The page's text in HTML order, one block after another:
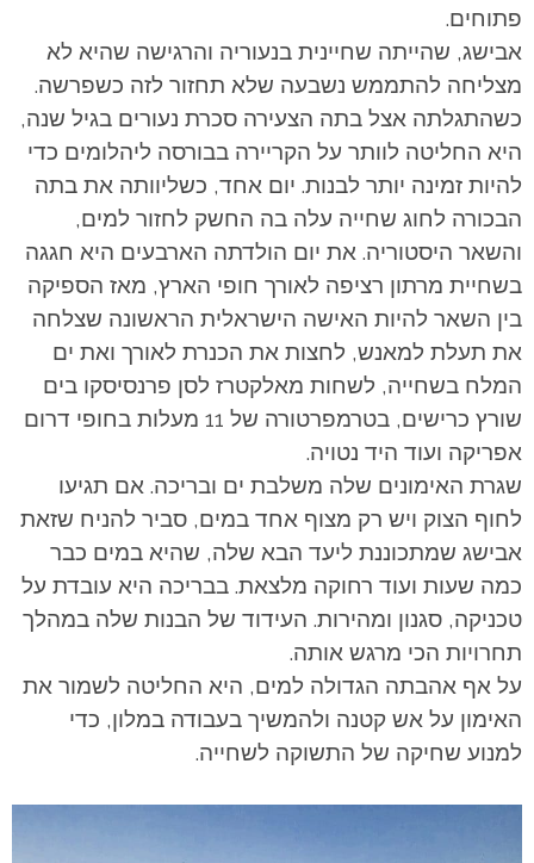
פתוחים.
אבישג, שהייתה שחיינית בנעוריה והרגישה שהיא לא
מצליחה להתממש נשבעה שלא תחזור לזה כשפרשה.
כשהתגלתה אצל בתה הצעירה סכרת נעורים בגיל שנה,
היא החליטה לוותר על הקריירה בבורסה ליהלומים כדי
להיות זמינה יותר לבנות. יום אחד, כשליוותה את בתה
הבכורה לחוג שחייה עלה בה החשק לחזור למים,
והשאר היסטוריה. את יום הולדתה הארבעים היא חגגה
בשחיית מרתון רציפה לאורך חופי הארץ, מאז הספיקה
בין השאר להיות האישה הישראלית הראשונה שצלחה
את תעלת למאנש, לחצות את הכנרת לאורך ואת ים
המלח בשחייה, לשחות מאלקטרז לסן פרנסיסקו בים
שורץ כרישים, בטרמפרטורה של 11 מעלות בחופי דרום
אפריקה ועוד היד נטויה.
שגרת האימונים שלה משלבת ים ובריכה. אם תגיעו
לחוף הצוק ויש רק מצוף אחד במים, סביר להניח שזאת
אבישג שמתכוננת ליעד הבא שלה, שהיא במים כבר
כמה שעות ועוד רחוקה מלצאת. בבריכה היא עובדת על
טכניקה, סגנון ומהירות. העידוד של הבנות שלה במהלך
תחרויות הכי מרגש אותה.
על אף אהבתה הגדולה למים, היא החליטה לשמור את
האימון על אש קטנה ולהמשיך בעבודה במלון, כדי
למנוע שחיקה של התשוקה לשחייה.